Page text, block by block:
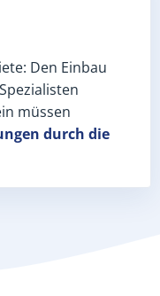
Den Einbau
müssen
durch die